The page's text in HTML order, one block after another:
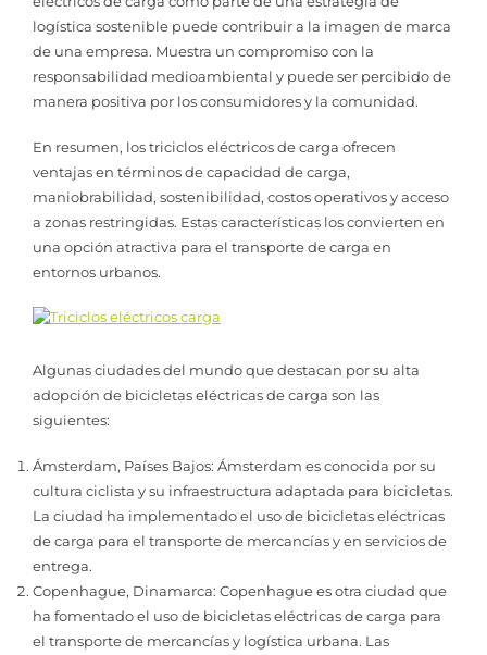
logística sostenible puede contribuir a la imagen de marca
de una empresa. Muestra un compromiso con la
responsabilidad medioambiental y puede ser percibido de
manera positiva por los consumidores y la comunidad.
En resumen, los triciclos eléctricos de carga ofrecen
ventajas en términos de capacidad de carga,
maniobrabilidad, sostenibilidad, costos operativos y acceso
a zonas restringidas. Estas características los convierten en
una opción atractiva para el transporte de carga en
entornos urbanos.
Algunas ciudades del mundo que destacan por su alta
adopción de bicicletas eléctricas de carga son las
siguientes:
Ámsterdam, Países Bajos: Ámsterdam es conocida por su
cultura ciclista y su infraestructura adaptada para bicicletas.
La ciudad ha implementado el uso de bicicletas eléctricas
de carga para el transporte de mercancías y en servicios de
entrega.
Copenhague, Dinamarca: Copenhague es otra ciudad que
ha fomentado el uso de bicicletas eléctricas de carga para
el transporte de mercancías y logística urbana. Las